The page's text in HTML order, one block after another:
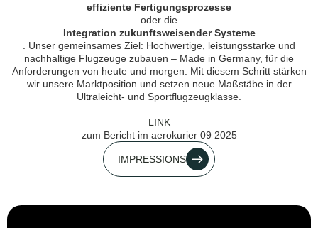
effiziente Fertigungsprozesse
oder die
Integration zukunftsweisender Systeme
. Unser gemeinsames Ziel: Hochwertige, leistungsstarke und
nachhaltige Flugzeuge zubauen – Made in Germany, für die
Anforderungen von heute und morgen. Mit diesem Schritt stärken
wir unsere Marktposition und setzen neue Maßstäbe in der
Ultraleicht- und Sportflugzeugklasse.
LINK
zum Bericht im aerokurier 09 2025
IMPRESSIONS